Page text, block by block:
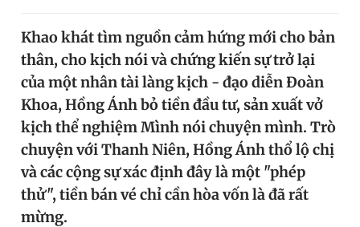
Video Magazine
Sản phẩm khác
Tiện ích Bạn cần biết
Thông tin tòa soạn
Khao khát tìm nguồn cảm hứng mới cho bản
thân, cho kịch nói và chứng kiến sự trở lại
của một nhân tài làng kịch - đạo diễn Đoàn
Khoa, Hồng Ánh bỏ tiền đầu tư, sản xuất vở
kịch thể nghiệm Mình nói chuyện mình. Trò
chuyện với Thanh Niên, Hồng Ánh thổ lộ chị
và các cộng sự xác định đây là một "phép
thử", tiền bán vé chỉ cần hòa vốn là đã rất
mừng.